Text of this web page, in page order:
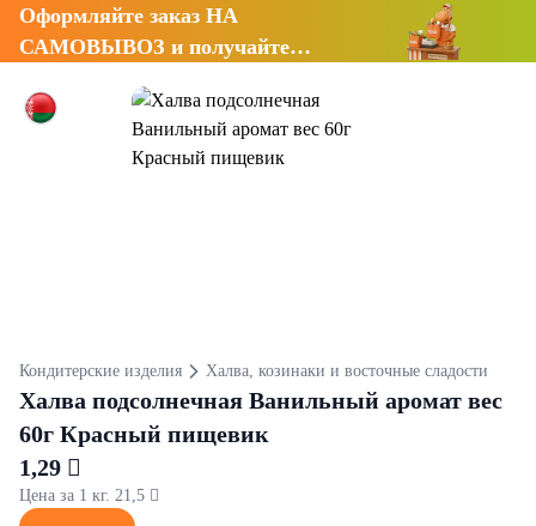
Оформляйте заказ НА
САМОВЫВОЗ и получайте
Кондитерские изделия Халва, козинаки и восточные сладости
Халва подсолнечная Ванильный аромат вес
60г Красный пищевик
1,29 
Цена за 1 кг. 21,5 